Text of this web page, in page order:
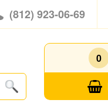
(812) 923-06-69
0